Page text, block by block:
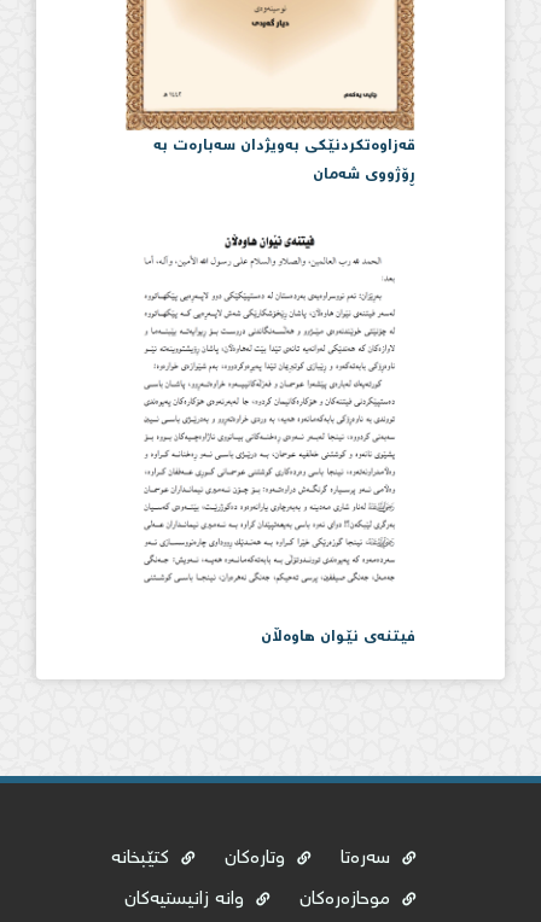
قەزاوەتكردنێكی بەویژدان سەبارەت بە
ڕۆژووی شەمان
فیتنەی نێوان هاوەڵان
سەرەتا وتارەکان
کتێبخانە
موحازەرەکان
وانە زانیستیەکان